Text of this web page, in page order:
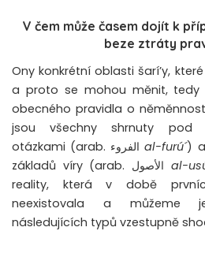
V čem může časem dojít k
beze ztráty
Ony konkrétní oblasti šarí’y,
a proto se mohou měnit, tedy
obecného pravidla o
jsou všechny shrnuty pod
otázkami (arab.
الفروءal-furú´)
základů víry (arab.
al-
reality, která v době
neexistovala a můžeme
následujících typů vzestupně